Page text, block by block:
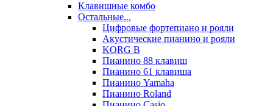
Клавишные комбо
Остальные...
Цифровые фортепиано и рояли
Акустические пианино и рояли
KORG B
Пианино 88 клавиш
Пианино 61 клавиша
Пианино Yamaha
Пианино Roland